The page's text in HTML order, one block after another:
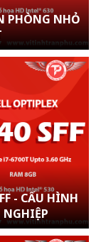
PHÒNG NHỎ
- CẤU HÌNH
NGHIỆP